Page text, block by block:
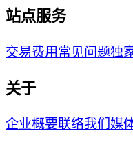
站点服务
交易费用常见问题独
关于
企业概要联络我们 媒